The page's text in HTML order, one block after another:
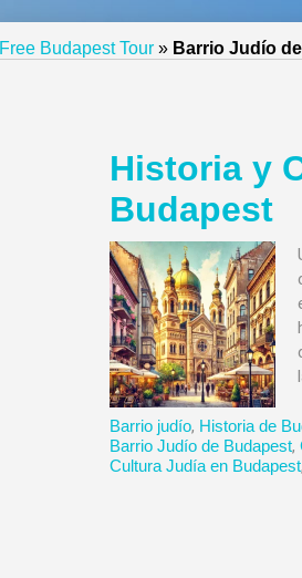
Free Budapest Tour » Barrio Judío
Historia y
Budapest
Barrio judío, Historia de
Barrio Judío de Budapest,
Cultura Judía en Budapest,